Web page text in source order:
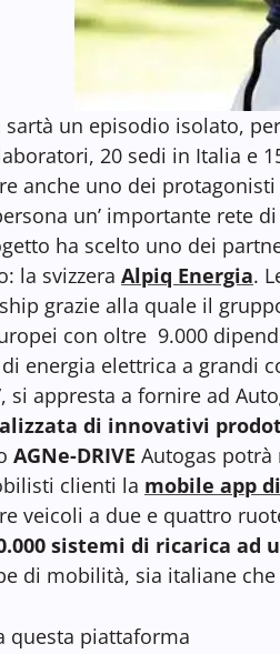
sartà un episodio isolato,
20 sedi in Italia e
anche uno dei
un’ importante rete
ha scelto uno dei
la svizzera Alpiq Energia.
grazie alla quale il
con oltre 9.000
energia elettrica a grandi
si appresta a fornire ad
di innovativi
AGNe-DRIVE Autogas
clienti la mobile app
veicoli a due e quattro
sistemi di ricarica ad
di mobilità, sia italiane
questa piattaforma